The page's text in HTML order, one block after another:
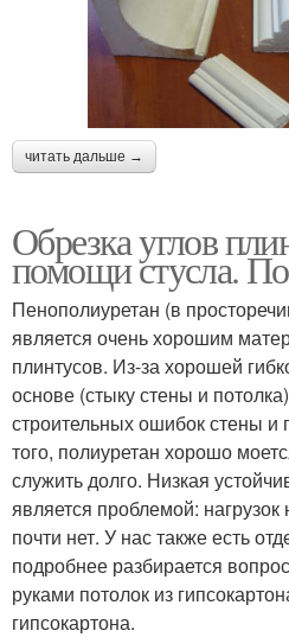
читать дальше →
Обрезка углов
помощи стусла.
Пенополиуретан (в
является очень хорошим
плинтусов. Из-за хорошей
основе (стыку стены и
строительных ошибок стены
того, полиуретан хорошо
служить долго. Низкая
является проблемой:
почти нет. У нас также есть
подробнее разбирается
руками потолок из
гипсокартона.